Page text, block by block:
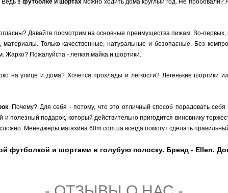
в футболке и шортах можно ходить дома круглый год. Не
Давайте посмотрим на основные преимущества пижам. Во-
Только качественные, натуральные и безопасные. Без
Пожалуйста - легкая майка и шортики.
на улице и дома? Хочется прохлады и легкости? Легенькие шортики
. Почему? Для себя - потому, что это отличный способ порадовать себя
полезный подарок, который действительно пригодится виновнику
Менеджеры магазина 60m.com.ua всегда помогут сделать
футболкой и шортами в голубую полоску. Бренд - Ellen.